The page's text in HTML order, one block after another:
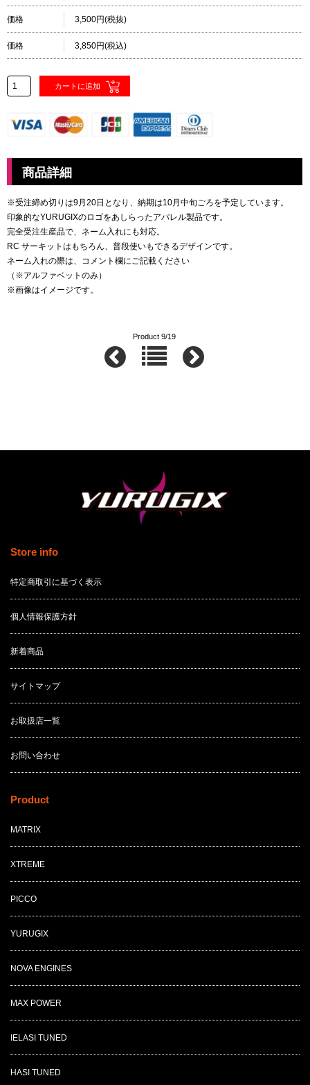
価格 3,500円(税抜)
価格 3,850円(税込)
商品詳細
※受注締め切りは9月20日となり、納期は10月中旬ごろを予定しています。
印象的なYURUGIXのロゴをあしらったアパレル製品です。
完全受注生産品で、ネーム入れにも対応。
RC サーキットはもちろん、普段使いもできるデザインです。
ネーム入れの際は、コメント欄にご記載ください
（※アルファベットのみ）
※画像はイメージです。
Product 9/19
Store info
特定商取引に基づく表示
個人情報保護方針
新着商品
サイトマップ
お取扱店一覧
お問い合わせ
Product
MATRIX
XTREME
PICCO
YURUGIX
NOVA ENGINES
MAX POWER
IELASI TUNED
HASI TUNED